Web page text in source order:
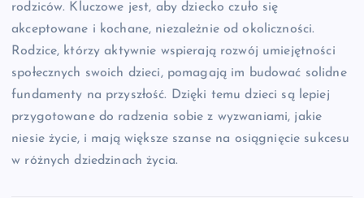
rodziców. Kluczowe jest, aby dziecko czuło się
akceptowane i kochane, niezależnie od okoliczności.
Rodzice, którzy aktywnie wspierają rozwój umiejętności
społecznych swoich dzieci, pomagają im budować solidne
fundamenty na przyszłość. Dzięki temu dzieci są lepiej
przygotowane do radzenia sobie z wyzwaniami, jakie
niesie życie, i mają większe szanse na osiągnięcie sukcesu
w różnych dziedzinach życia.